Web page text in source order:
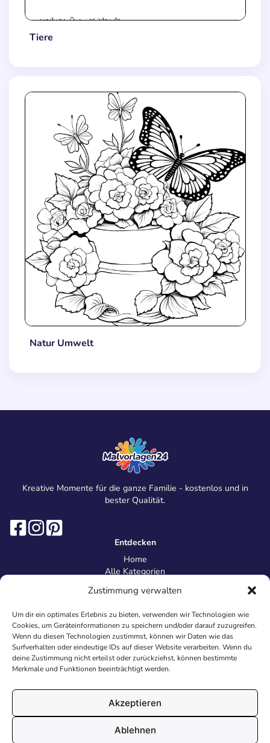
Zustimmung verwalten
Um dir ein optimales Erlebnis zu bieten, verwenden wir Technologien wie
Cookies, um Geräteinformationen zu speichern und/oder darauf zuzugreifen.
Wenn du diesen Technologien zustimmst, können wir Daten wie das
Surfverhalten oder eindeutige IDs auf dieser Website verarbeiten. Wenn du
deine Zustimmung nicht erteilst oder zurückziehst, können bestimmte
Merkmale und Funktionen beeinträchtigt werden.
Akzeptieren
Ablehnen
Tiere
Natur Umwelt
Kreative Momente für die ganze Familie - kostenlos und in
bester Qualität.
Entdecken
Home
Alle Kategorien
Information
Über uns
Kontakt
Inhaltsrichtlinien
Recht & Datenschutz
Impressum
AGB
Cookies